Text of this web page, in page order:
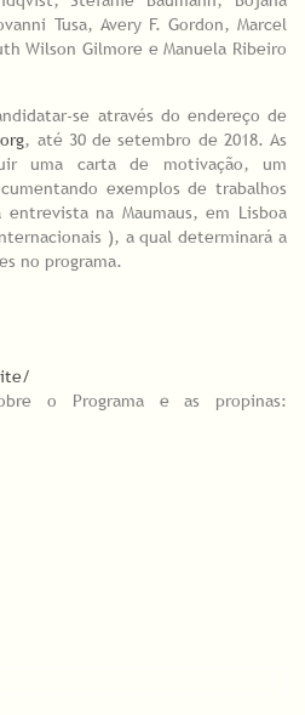
Tusa, Avery F. Gordon, Marcel
Wilson Gilmore e Manuela Ribeiro
se através do endereço de
, até 30 de setembro de 2018. As
uma carta de motivação, um
exemplos de trabalhos
entrevista na Maumaus, em Lisboa
), a qual determinará a
no programa.
o Programa e as propinas: